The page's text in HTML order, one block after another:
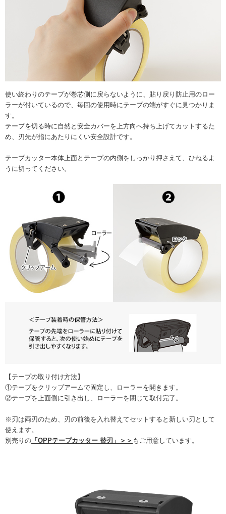
使い終わりのテープが巻芯側に戻らないように、貼り戻り防止用のロー
ラーが付いているので、毎回の使用時にテープの端がすぐに見つかりま
す。
テープを切る時に自然と安全カバーを上方向へ持ち上げてカットするた
め、刃先が指にあたりにくい安全設計です。
テープカッター本体上面とテープの内側をしっかり押さえて、ひねるよ
うに切ってください。
【テープの取り付け方法】
①テープをクリップアームで固定し、ローラーを開きます。
②テープを上面側に引き出し、ローラーを閉じて取付完了。
※刃は両刃のため、刃の前後を入れ替えてセットすると新しい刃として
使えます。
別売りの 「OPPテープカッター 替刃」＞＞ もご用意しています。